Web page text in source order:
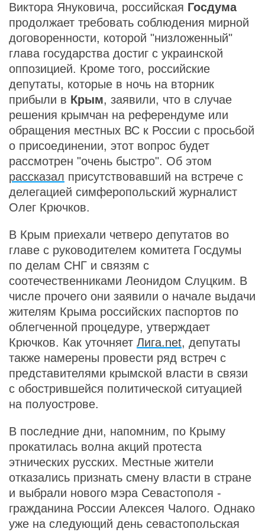
Виктора Януковича, российская Госдума
продолжает требовать соблюдения мирной
договоренности, которой "низложенный"
глава государства достиг с украинской
оппозицией. Кроме того, российские
депутаты, которые в ночь на вторник
прибыли в Крым, заявили, что в случае
решения крымчан на референдуме или
обращения местных ВС к России с просьбой
о присоединении, этот вопрос будет
рассмотрен "очень быстро". Об этом
рассказал присутствовавший на встрече с
делегацией симферопольский журналист
Олег Крючков.
В Крым приехали четверо депутатов во
главе с руководителем комитета Госдумы
по делам СНГ и связям с
соотечественниками Леонидом Слуцким. В
числе прочего они заявили о начале выдачи
жителям Крыма российских паспортов по
облегченной процедуре, утверждает
Крючков. Как уточняет Лига.net, депутаты
также намерены провести ряд встреч с
представителями крымской власти в связи
с обострившейся политической ситуацией
на полуострове.
В последние дни, напомним, по Крыму
прокатилась волна акций протеста
этнических русских. Местные жители
отказались признать смену власти в стране
и выбрали нового мэра Севастополя -
гражданина России Алексея Чалого. Однако
уже на следующий день севастопольская